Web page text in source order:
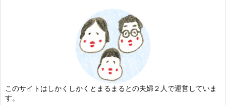
このサイトはしかくしかくとまるまるとの夫婦２人で運営していま
す。